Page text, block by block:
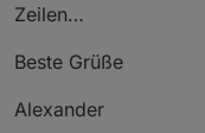
Zeilen…
Beste Grüße
Alexander